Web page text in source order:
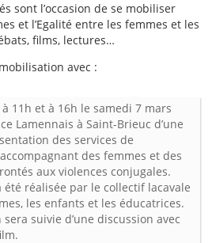
sont l’occasion de se mobiliser
et l’Egalité entre les femmes et les
films, lectures…
avec :
11h et à 16h le samedi 7 mars
Lamennais à Saint-Brieuc d’une
des services de
des femmes et des
aux violences conjugales.
été réalisée par le collectif lacavale
les enfants et les éducatrices.
suivie d’une discussion avec